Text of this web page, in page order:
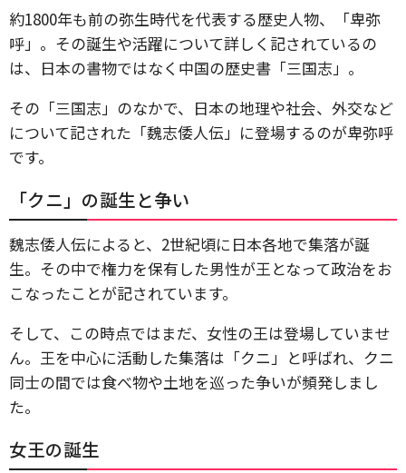
約1800年も前の弥生時代を代表する歴史人物、「卑弥
呼」。その誕生や活躍について詳しく記されているの
は、日本の書物ではなく中国の歴史書「三国志」。
その「三国志」のなかで、日本の地理や社会、外交など
について記された「魏志倭人伝」に登場するのが卑弥呼
です。
「クニ」の誕生と争い
魏志倭人伝によると、2世紀頃に日本各地で集落が誕
生。その中で権力を保有した男性が王となって政治をお
こなったことが記されています。
そして、この時点ではまだ、女性の王は登場していませ
ん。王を中心に活動した集落は「クニ」と呼ばれ、クニ
同士の間では食べ物や土地を巡った争いが頻発しまし
た。
女王の誕生